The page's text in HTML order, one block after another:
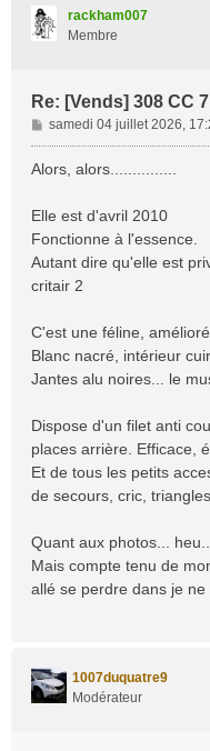
rackham007
Membre
Re: [Vends] 308 CC
M
e
s
g
e
samedi 04 juillet 2026,
Alors, alors...............
Elle est d'avril 2010
Fonctionne à l'essence.
Autant dire qu'elle est
critair 2
C'est une féline,
Blanc nacré, intérieur
Jantes alu noires... le
Dispose d'un filet anti
places arrière. Efficace,
Et de tous les petits
de secours, cric,
Quant aux photos...
Mais compte tenu de
allé se perdre dans je
1007duquatre9
Modérateur